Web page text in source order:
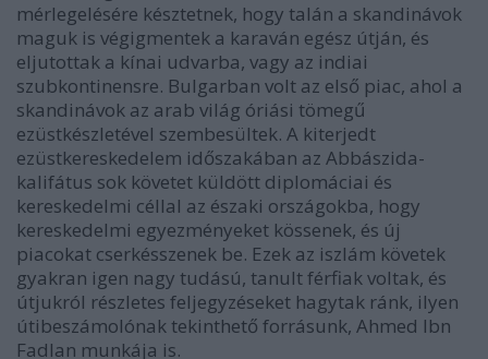
mérlegelésére késztetnek, hogy talán a skandinávok
maguk is végigmentek a karaván egész útján, és
eljutottak a kínai udvarba, vagy az indiai
szubkontinensre. Bulgarban volt az első piac, ahol a
skandinávok az arab világ óriási tömegű
ezüstkészletével szembesültek. A kiterjedt
ezüstkereskedelem időszakában az Abbászida-
kalifátus sok követet küldött diplomáciai és
kereskedelmi céllal az északi országokba, hogy
kereskedelmi egyezményeket kössenek, és új
piacokat cserkésszenek be. Ezek az iszlám követek
gyakran igen nagy tudású, tanult férfiak voltak, és
útjukról részletes feljegyzéseket hagytak ránk, ilyen
útibeszámolónak tekinthető forrásunk, Ahmed Ibn
Fadlan munkája is.